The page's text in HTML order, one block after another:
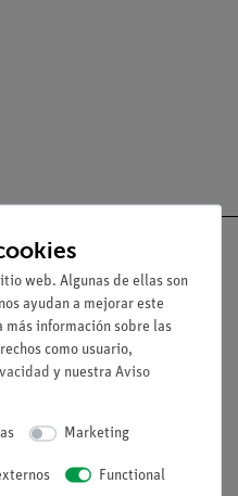
web. Algunas de ellas son
ayudan a mejorar este
información sobre las
como usuario,
y nuestra Aviso
Marketing
Functional